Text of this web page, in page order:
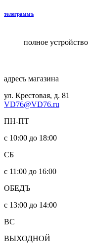
телеграммъ
полное
адресъ магазина
ул. Крестовая, д. 81
VD76@VD76.ru
ПН-ПТ
с 10:00 до 18:00
СБ
с 11:00 до 16:00
ОБЕДЪ
с 13:00 до 14:00
ВС
ВЫХОДНОЙ